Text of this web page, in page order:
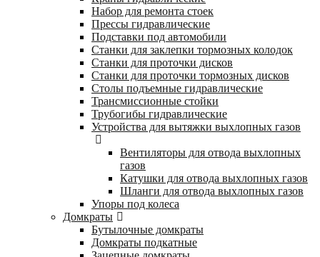
Набор для ремонта стоек
Прессы гидравлические
Подставки под автомобили
Станки для заклепки тормозных колодок
Станки для проточки дисков
Станки для проточки тормозных дисков
Столы подъемные гидравлические
Трансмиссионные стойки
Трубогибы гидравлические
Устройства для вытяжки выхлопных газов
Вентиляторы для отвода выхлопных
газов
Катушки для отвода выхлопных газов
Шланги для отвода выхлопных газов
Упоры под колеса
Домкраты
Бутылочные домкраты
Домкраты подкатные